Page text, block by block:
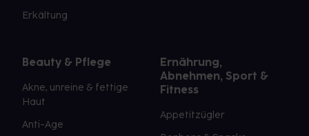
Erkältung
Beauty & Pflege
Akne, unreine & fettige
Haut
Anti-Age
Ernährung,
Abnehmen, Sport &
Fitness
Appetitzügler